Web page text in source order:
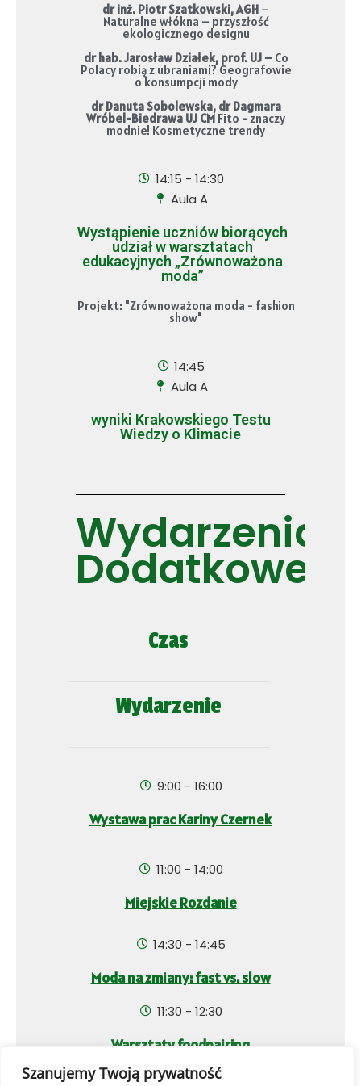
Szanujemy Twoją prywatność
dr inż. Piotr Szatkowski, AGH –
Naturalne włókna – przyszłość
ekologicznego designu
dr hab. Jarosław Działek, prof. UJ – Co
Polacy robią z ubraniami? Geografowie
o konsumpcji mody
dr Danuta Sobolewska, dr Dagmara
Wróbel-Biedrawa UJ CM Fito - znaczy
modnie! Kosmetyczne trendy
14:15 - 14:30
Aula A
Wystąpienie uczniów biorących
udział w warsztatach
edukacyjnych „Zrównoważona
moda”
Projekt: "Zrównoważona moda - fashion
show"
14:45
Aula A
wyniki Krakowskiego Testu
Wiedzy o Klimacie
Wydarzenia
Dodatkowe
Czas
Wydarzenie
9:00 - 16:00
Wystawa prac Kariny Czernek
11:00 - 14:00
Miejskie Rozdanie
14:30 - 14:45
Moda na zmiany: fast vs. slow
11:30 - 12:30
Warsztaty foodpairing